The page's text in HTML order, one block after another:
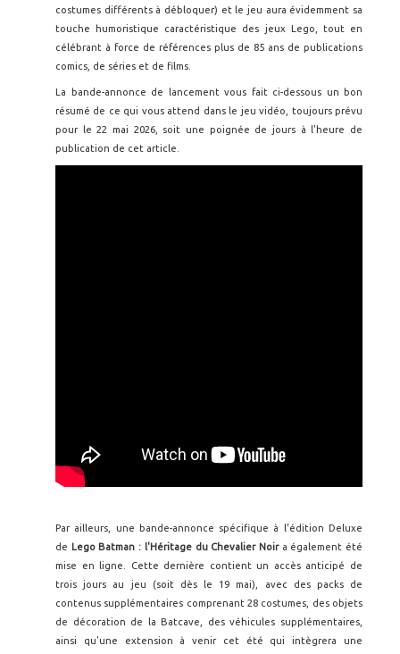
costumes différents à débloquer) et le jeu aura évidemment sa
touche humoristique caractéristique des jeux Lego, tout en
célébrant à force de références plus de 85 ans de publications
comics, de séries et de films.
La bande-annonce de lancement vous fait ci-dessous un bon
résumé de ce qui vous attend dans le jeu vidéo, toujours prévu
pour le 22 mai 2026, soit une poignée de jours à l'heure de
publication de cet article.
Par ailleurs, une bande-annonce spécifique à l'édition Deluxe
de Lego Batman : l'Héritage du Chevalier Noir a également été
mise en ligne. Cette dernière contient un accès anticipé de
trois jours au jeu (soit dès le 19 mai), avec des packs de
contenus supplémentaires comprenant 28 costumes, des objets
de décoration de la Batcave, des véhicules supplémentaires,
ainsi qu'une extension à venir cet été qui intègrera une